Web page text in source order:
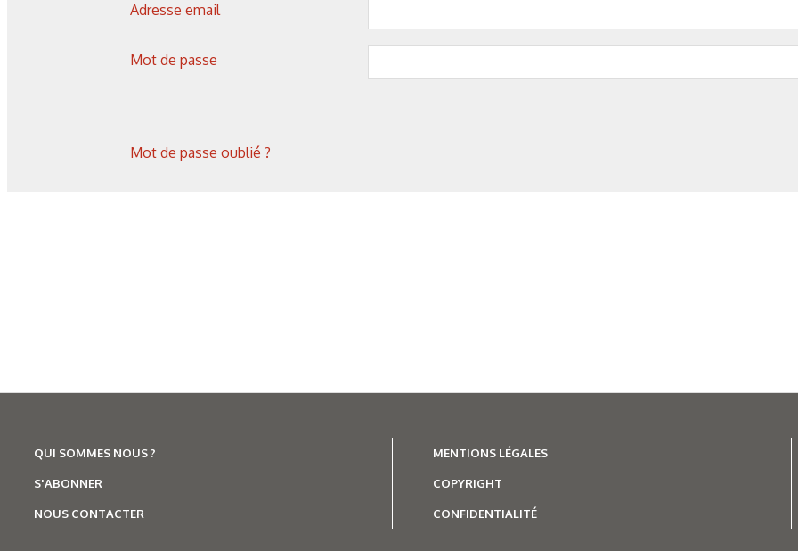
Figure 6. Procédé sol-gel :
Adresse email
Mot de passe
Mot de passe oublié ?
QUI SOMMES NOUS ?
S'ABONNER
NOUS CONTACTER
MENTIONS LÉGALES
COPYRIGHT
CONFIDENTIALITÉ